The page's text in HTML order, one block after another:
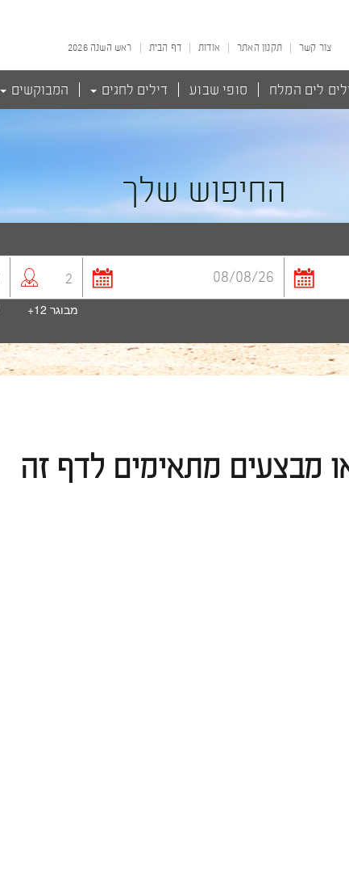
צור קשר תקנון האתר אודות דף הבית ראש השנה 2026
לים המלח סופי שבוע דילים לחגים המבוקשים
החיפוש שלך
2
מבוגר
מבצעים מתאימים לדף זה